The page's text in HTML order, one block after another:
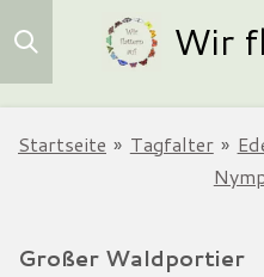
Zum
Hauptinhalt
Wir
Startseite » Tagfalter »
Großer Waldportier